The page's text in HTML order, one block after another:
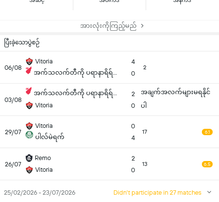
အားလုံးကိုကြည့်မည်
ပြီးခဲ့သောပွဲစဉ်
06/08
Vitoria
အက်သလက်တီကို ပရာနာရိရ်ဆင်
4
0
2
03/08
အက်သလက်တီကို ပရာနာရိရ်ဆင်
Vitoria
2
0
အချက်အလက်များမရနိုင်
ပါ
29/07
Vitoria
ပါလ်မဲရက်
0
4
17 6.1
26/07
Remo
Vitoria
2
0
13 6.5
25/02/2026 - 23/07/2026 Didn't participate in 27 matches